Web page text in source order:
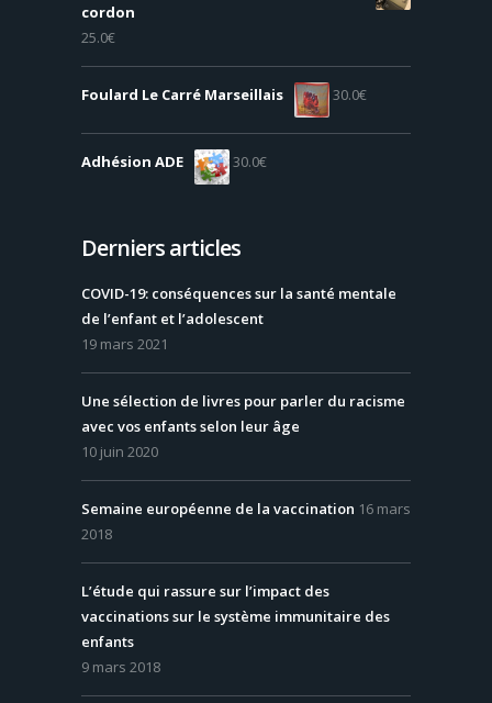
cordon
25.0€
Foulard Le Carré Marseillais 30.0€
Adhésion ADE 30.0€
Derniers articles
COVID-19: conséquences sur la santé mentale
de l’enfant et l’adolescent
19 mars 2021
Une sélection de livres pour parler du racisme
avec vos enfants selon leur âge
10 juin 2020
Semaine européenne de la vaccination 16 mars
2018
L’étude qui rassure sur l’impact des
vaccinations sur le système immunitaire des
enfants
9 mars 2018